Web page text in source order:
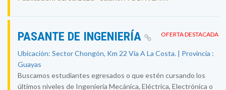
OFERTA DESTACADA
PASANTE DE INGENIERÍA
Ubicación: Sector Chongón, Km 22 Vía A La Costa. | Provincia :
Guayas
Buscamos estudiantes egresados o que estén cursando los
últimos niveles de Ingeniería Mecánica, Eléctrica, Electrónica o